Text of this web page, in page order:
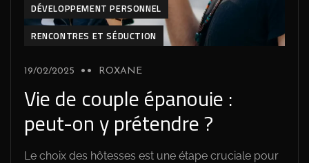
DÉVELOPPEMENT PERSONNEL
RENCONTRES ET SÉDUCTION
19/02/2025 ROXANE
Vie de couple épanouie :
peut-on y prétendre ?
Le choix des hôtesses est une étape cruciale pour